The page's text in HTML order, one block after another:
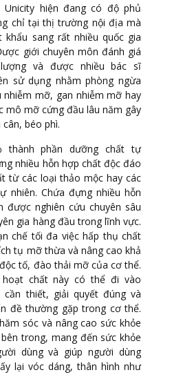
Unicity hiện đang có độ phủ
chỉ tại thị trường nội địa mà
khẩu sang rất nhiều quốc gia
giới chuyên môn đánh giá
và được nhiều bác sĩ
sử dụng nhằm phòng ngừa
nhiễm mỡ, gan nhiễm mỡ hay
mô mỡ cứng đầu lâu năm gây
béo phì.
thành phần dưỡng chất tự
nhiều hỗn hợp chất độc đáo
từ các loại thảo mộc hay các
nhiên. Chứa đựng nhiều hỗn
được nghiên cứu chuyên sâu
gia hàng đầu trong lĩnh vực.
chế tối đa việc hấp thụ chất
tụ mỡ thừa và nâng cao khả
tố, đào thải mỡ của cơ thể.
chất này có thể đi vào
cần thiết, giải quyết đúng và
đề thường gặp trong cơ thể.
sóc và nâng cao sức khỏe
trong, mang đến sức khỏe
dùng và giúp người dùng
lại vóc dáng, thân hình như